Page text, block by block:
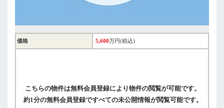
価格 5,600万円(税込)
こちらの物件は無料会員登録により物件の閲覧が可能です。
約1分の無料会員登録ですべての未公開情報が閲覧可能です。